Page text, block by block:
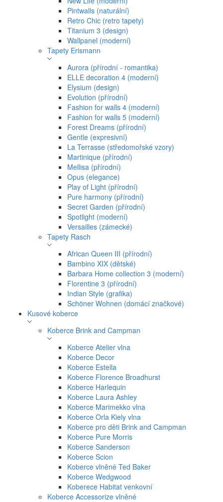
Pintwalls (naturální)
Retro Chic (retro tapety)
Titanium 3 (design)
Wallpanel (moderní)
Tapety Erismann
Aurora (přírodní - romantika)
ELLE decoration 4 (moderní)
Elysium (design)
Evolution (přírodní)
Fashion for walls 4 (moderní)
Fashion for walls 5 (moderní)
Forest Dreams (přírodní)
Gentle (expresivní)
La Terrasse (středomořské vzory)
Martinique (přírodní)
Mellisa (přírodní)
Opus (elegance)
Play of Light (přírodní)
Pure harmony (přírodní)
Secret Garden (přírodní)
Spotlight (moderní)
Versailles (zámecké)
Tapety Rasch
African Queen III (přírodní)
Bambino XIX (dětské)
Barbara Home collection 3 (moderní)
Florentine 3 (přírodní)
Indian Style (grafika)
Schöner Wohnen (domácí značkové)
Kusové koberce
Koberce Brink and Campman
Koberce Atelier vlna
Koberce Decor
Koberce Estella
Koberce Florence Broadhurst
Koberce Harlequin
Koberce Laura Ashley
Koberce Marimekko vlna
Koberce Orla Kiely vlna
Koberce pro děti Brink and Campman
Koberce Pure Morris
Koberce Sanderson
Koberce Scion
Koberce vlněné Ted Baker
Koberce Wedgwood
Koberece Habitat venkovní
Koberce Accessorize vlněné